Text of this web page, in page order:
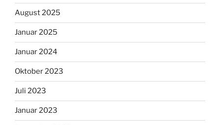
August 2025
Januar 2025
Januar 2024
Oktober 2023
Juli 2023
Januar 2023